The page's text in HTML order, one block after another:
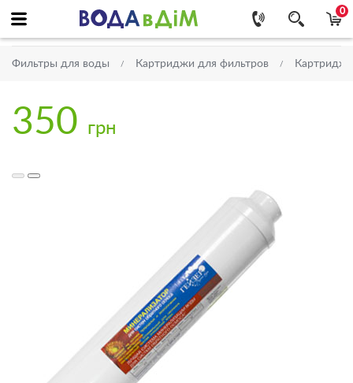
0
Фильтры для воды Картриджи для фильтров
350 грн